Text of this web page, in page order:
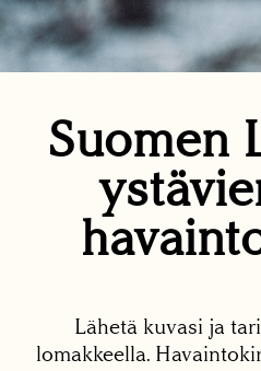
Suomen
Lähetä kuvasi ja
lomakkeella.